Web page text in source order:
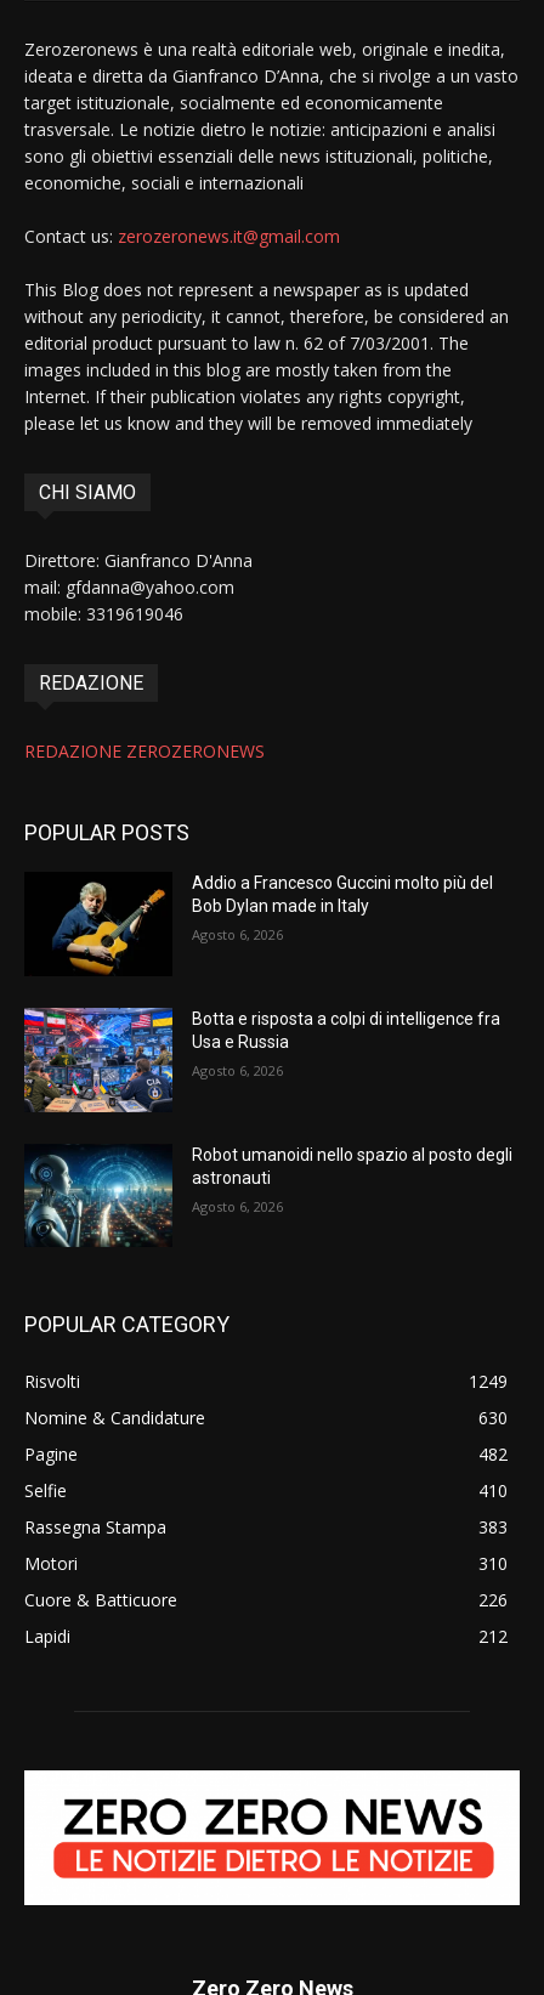
Zerozeronews è una realtà editoriale web, originale e inedita,
ideata e diretta da Gianfranco D’Anna, che si rivolge a un vasto
target istituzionale, socialmente ed economicamente
trasversale. Le notizie dietro le notizie: anticipazioni e analisi
sono gli obiettivi essenziali delle news istituzionali, politiche,
economiche, sociali e internazionali
Contact us: zerozeronews.it@gmail.com
This Blog does not represent a newspaper as is updated
without any periodicity, it cannot, therefore, be considered an
editorial product pursuant to law n. 62 of 7/03/2001. The
images included in this blog are mostly taken from the
Internet. If their publication violates any rights copyright,
please let us know and they will be removed immediately
CHI SIAMO
Direttore: Gianfranco D'Anna
mail: gfdanna@yahoo.com
mobile: 3319619046
REDAZIONE
REDAZIONE ZEROZERONEWS
POPULAR POSTS
Addio a Francesco Guccini molto più del
Bob Dylan made in Italy
Agosto 6, 2026
Botta e risposta a colpi di intelligence fra
Usa e Russia
Agosto 6, 2026
Robot umanoidi nello spazio al posto degli
astronauti
Agosto 6, 2026
POPULAR CATEGORY
Risvolti
1249
Nomine & Candidature
630
Pagine
482
Selfie
410
Rassegna Stampa
383
Motori
310
Cuore & Batticuore
226
Lapidi
212
Zero Zero News